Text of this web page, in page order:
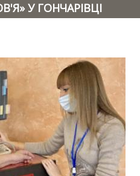
У ГОНЧАРІВЦІ